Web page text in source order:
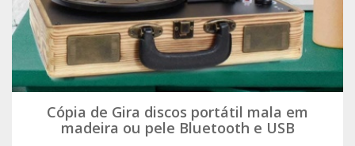
Cópia de Gira discos portátil mala em
madeira ou pele Bluetooth e USB